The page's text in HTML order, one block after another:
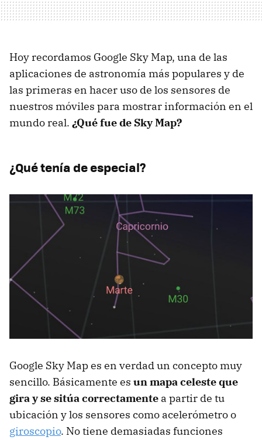
Hoy recordamos Google Sky Map, una de las
aplicaciones de astronomía más populares y de
las primeras en hacer uso de los sensores de
nuestros móviles para mostrar información en el
mundo real. ¿Qué fue de Sky Map?
¿Qué tenía de especial?
Google Sky Map es en verdad un concepto muy
sencillo. Básicamente es un mapa celeste que
gira y se sitúa correctamente a partir de tu
ubicación y los sensores como acelerómetro o
giroscopio. No tiene demasiadas funciones